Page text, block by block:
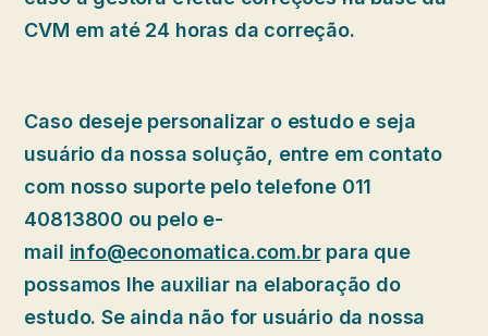
CVM em até 24 horas da correção.
Caso deseje personalizar o estudo e seja
usuário da nossa solução, entre em contato
com nosso suporte pelo telefone 011
40813800 ou pelo e-
mail info@economatica.com.brpara que
possamos lhe auxiliar na elaboração do
estudo. Se ainda não for usuário da nossa